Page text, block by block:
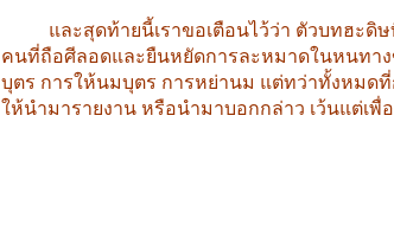
และสุดท้ายนี้เราขอเตือนไว้ว่า ตัวบทฮะดิ
คนที่ถือศีลอดและยืนหยัดการละหมาดในหนทา
บุตร การให้นมบุตร การหย่านม แต่ทว่าทั้งหมด
ให้นำมารายงานหรือนำมาบอกกล่าว เว้นแต่เพื่